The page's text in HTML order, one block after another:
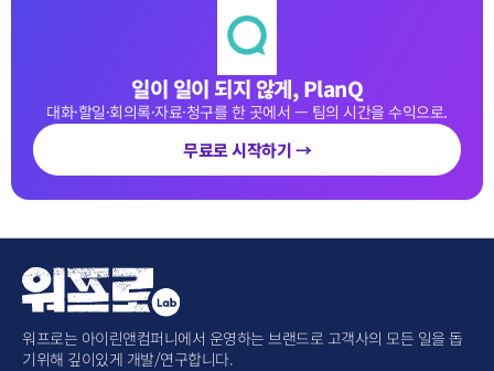
일이 일이 되지 않게, PlanQ
대화·할일·회의록·자료·청구를 한 곳에서 — 팀의 시간을 수익으로.
무료로 시작하기 →
워프로는 아이린앤컴퍼니에서 운영하는 브랜드로 고객사의 모든 일을 돕
기위해 깊이있게 개발/연구합니다.